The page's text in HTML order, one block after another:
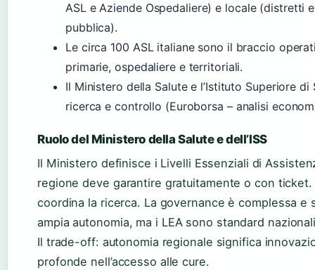
ASL e Aziende Ospedaliere) e locale (distretti
pubblica).
Le circa 100 ASL italiane sono il braccio
primarie, ospedaliere e territoriali.
Il Ministero della Salute e l’Istituto Superiore
ricerca e controllo (Euroborsa – analisi
Ruolo del Ministero della Salute e dell’ISS
Il Ministero definisce i Livelli Essenziali di
regione deve garantire gratuitamente o con ticket.
coordina la ricerca. La governance è complessa
ampia autonomia, ma i LEA sono standard
Il trade-off: autonomia regionale significa
profonde nell’accesso alle cure.